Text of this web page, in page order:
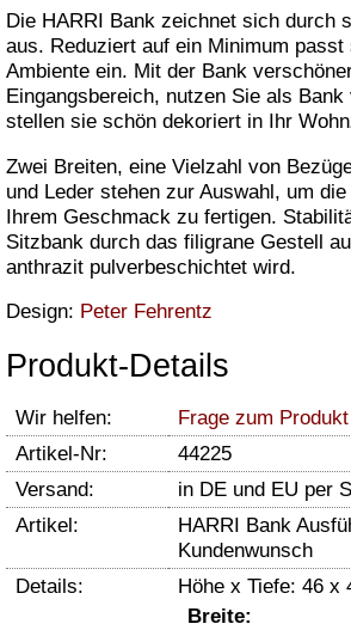
Die HARRI Bank zeichnet sich durch
aus. Reduziert auf ein Minimum
Ambiente ein. Mit der Bank
Eingangsbereich, nutzen Sie als
stellen sie schön dekoriert in Ihr
Zwei Breiten, eine Vielzahl von
und Leder stehen zur Auswahl, um
Ihrem Geschmack zu fertigen.
Sitzbank durch das filigrane Gestell
anthrazit pulverbeschichtet wird.
Design: Peter Fehrentz
Produkt-Details
Wir helfen:
Frage zum Produkt
Artikel-Nr:
44225
Versand:
in DE und EU per
Artikel:
HARRI Bank
Kundenwunsch
Details:
Höhe x Tiefe: 46 x
Breite: